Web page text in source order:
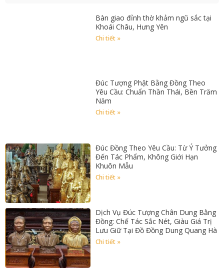
Bàn giao đỉnh thờ khảm ngũ sắc tại
Khoái Châu, Hưng Yên
Chi tiết »
Đúc Tượng Phật Bằng Đồng Theo
Yêu Cầu: Chuẩn Thần Thái, Bền Trăm
Năm
Chi tiết »
Đúc Đồng Theo Yêu Cầu: Từ Ý Tưởng
Đến Tác Phẩm, Không Giới Hạn
Khuôn Mẫu
Chi tiết »
Dịch Vụ Đúc Tượng Chân Dung Bằng
Đồng: Chế Tác Sắc Nét, Giàu Giá Trị
Lưu Giữ Tại Đồ Đồng Dung Quang Hà
Chi tiết »